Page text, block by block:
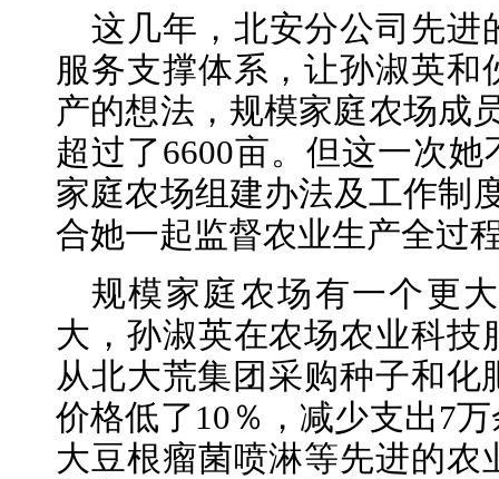
这几年，北安分公司先进
服务支撑体系，让孙淑英
产的想法，规模家庭农场成
超过了6600亩。但这一次
家庭农场组建办法及工作制
合她一起监督农业生产全过
规模家庭农场有一个更
大，孙淑英在农场农业科
从北大荒集团采购种子和化
价格低了10％，减少支出7
大豆根瘤菌喷淋等先进的